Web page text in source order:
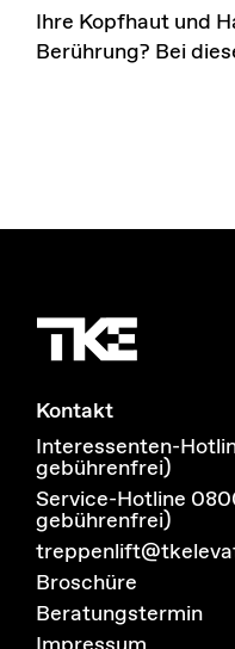
Ihre Kopfhaut und
Berührung? Bei
Kontakt
Interessenten-
gebührenfrei)
Service-Hotline
gebührenfrei)
Broschüre
Beratungstermin